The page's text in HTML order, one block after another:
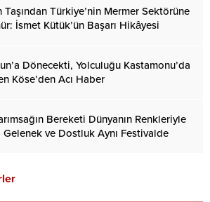
Taşından Türkiye’nin Mermer Sektörüne
İsmet Kütük’ün Başarı Hikâyesi
Dönecekti, Yolculuğu Kastamonu’da
Köse’den Acı Haber
Bereketi Dünyanın Renkleriyle
Gelenek ve Dostluk Aynı Festivalde